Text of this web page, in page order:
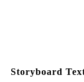
Storyboard